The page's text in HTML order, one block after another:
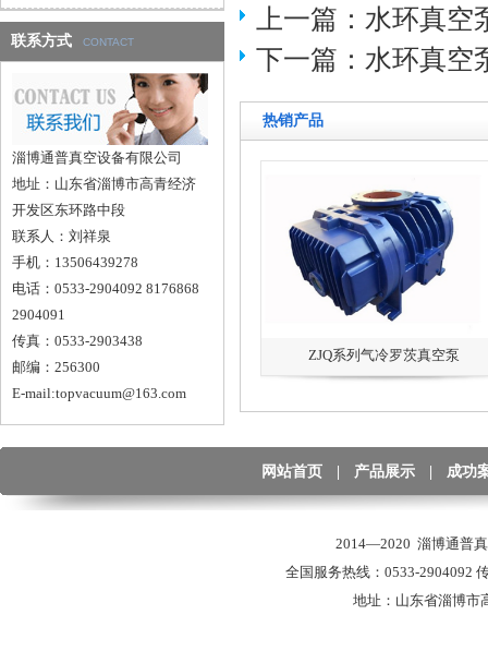
联系方式 CONTACT
淄博通普真空设备有限公司
地址：山东省淄博市高青经济
开发区东环路中段
联系人：刘祥泉
手机：13506439278
电话：0533-2904092 8176868
2904091
传真：0533-2903438
邮编：256300
E-mail:topvacuum@163.com
上一篇： 水环真空
下一篇： 水环真空
热销产品
ZJQ系列气冷罗茨真空泵
网站首页 产品展示 成功
2014—2020 淄博通普
全国服务热线：0533-2904092
地址：山东省淄博市